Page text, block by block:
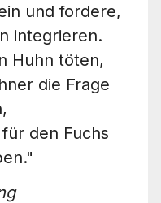
und fordere,
integrieren.
Huhn töten,
die Frage
den Fuchs